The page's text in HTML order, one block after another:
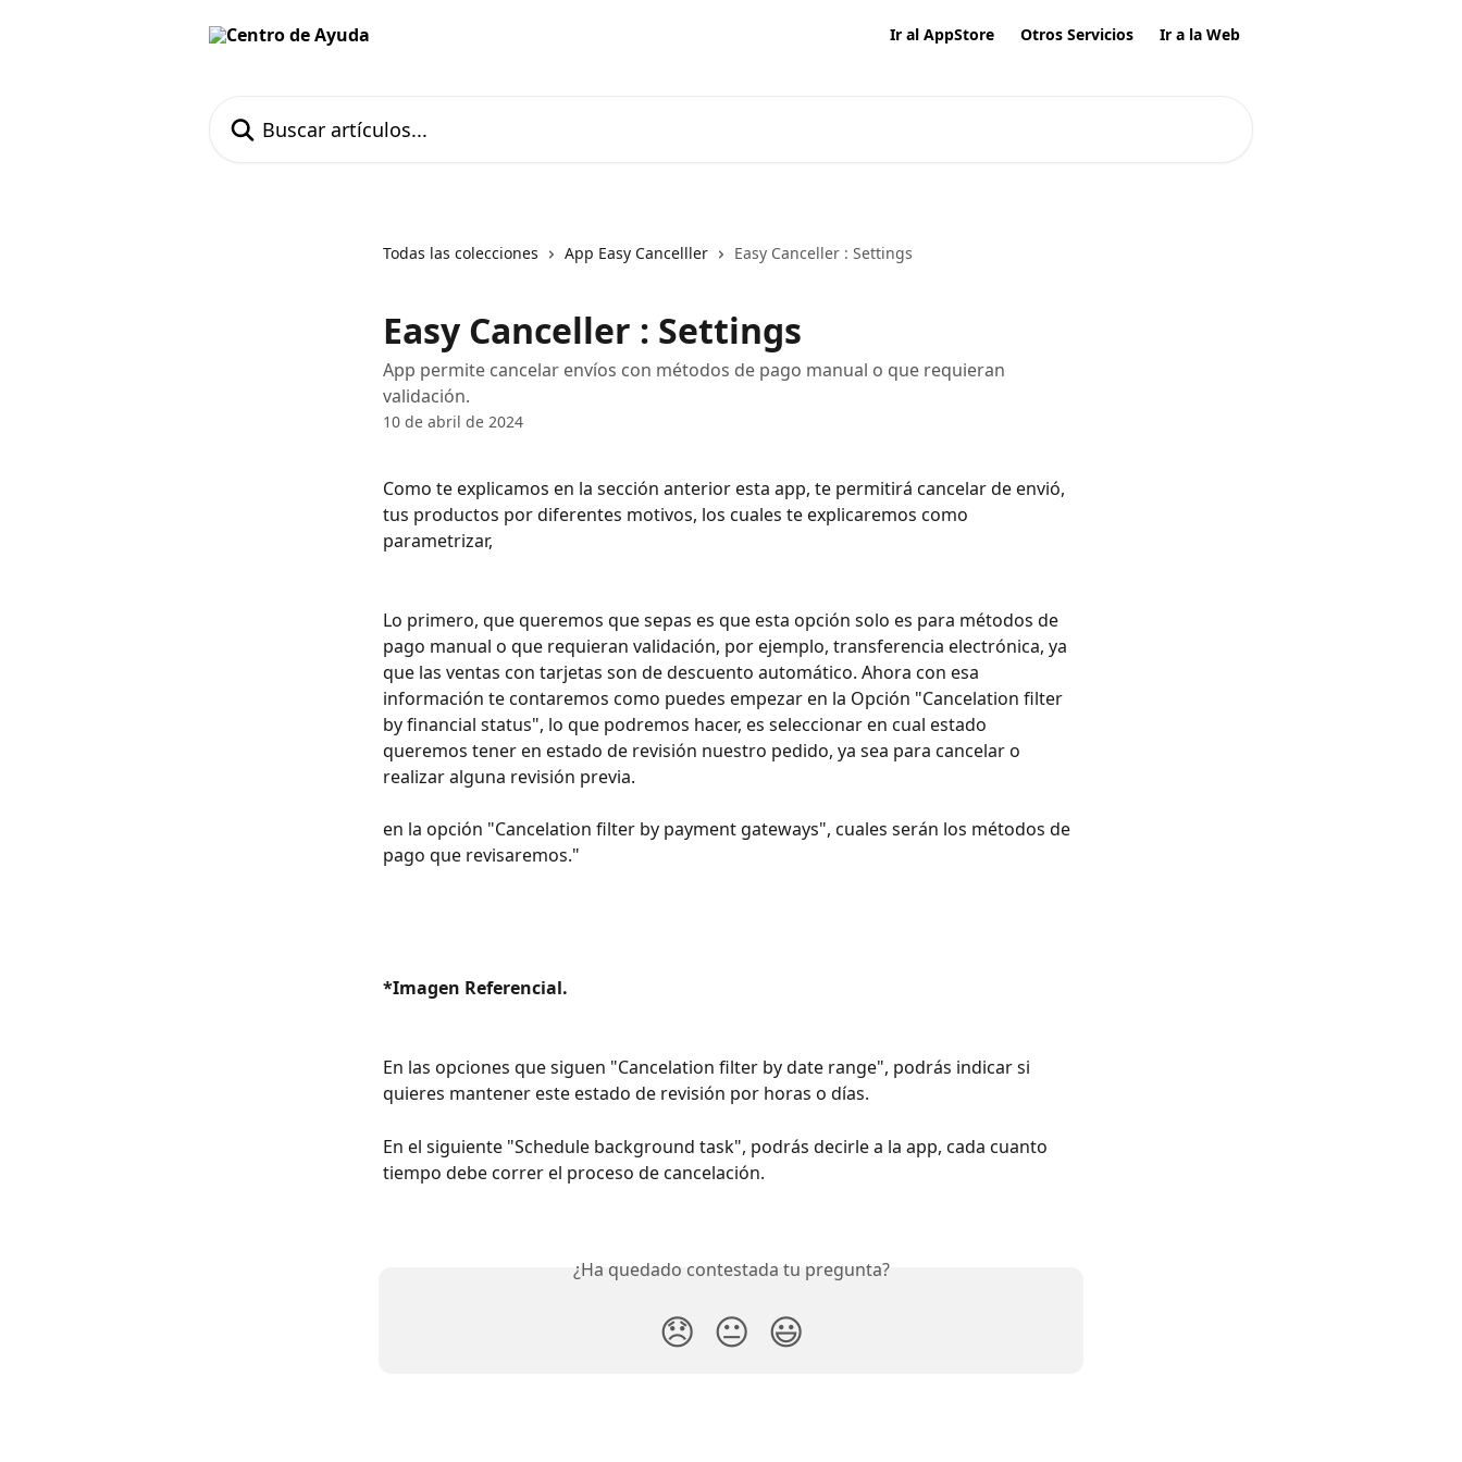
Ir al AppStore Otros Servicios Ir a la Web
Todas las colecciones App Easy Cancelller Easy Canceller : Settings
Easy Canceller : Settings
App permite cancelar envíos con métodos de pago manual o que requieran
validación.
10 de abril de 2024
Como te explicamos en la sección anterior esta app, te permitirá cancelar de envió,
tus productos por diferentes motivos, los cuales te explicaremos como
parametrizar,
Lo primero, que queremos que sepas es que esta opción solo es para métodos de
pago manual o que requieran validación, por ejemplo, transferencia electrónica, ya
que las ventas con tarjetas son de descuento automático. Ahora con esa
información te contaremos como puedes empezar en la Opción "Cancelation filter
by financial status", lo que podremos hacer, es seleccionar en cual estado
queremos tener en estado de revisión nuestro pedido, ya sea para cancelar o
realizar alguna revisión previa.
en la opción "Cancelation filter by payment gateways", cuales serán los métodos de
pago que revisaremos."
*Imagen Referencial.
En las opciones que siguen "Cancelation filter by date range", podrás indicar si
quieres mantener este estado de revisión por horas o días.
En el siguiente "Schedule background task", podrás decirle a la app, cada cuanto
tiempo debe correr el proceso de cancelación.
¿Ha quedado contestada tu pregunta?
😞 😐 😃